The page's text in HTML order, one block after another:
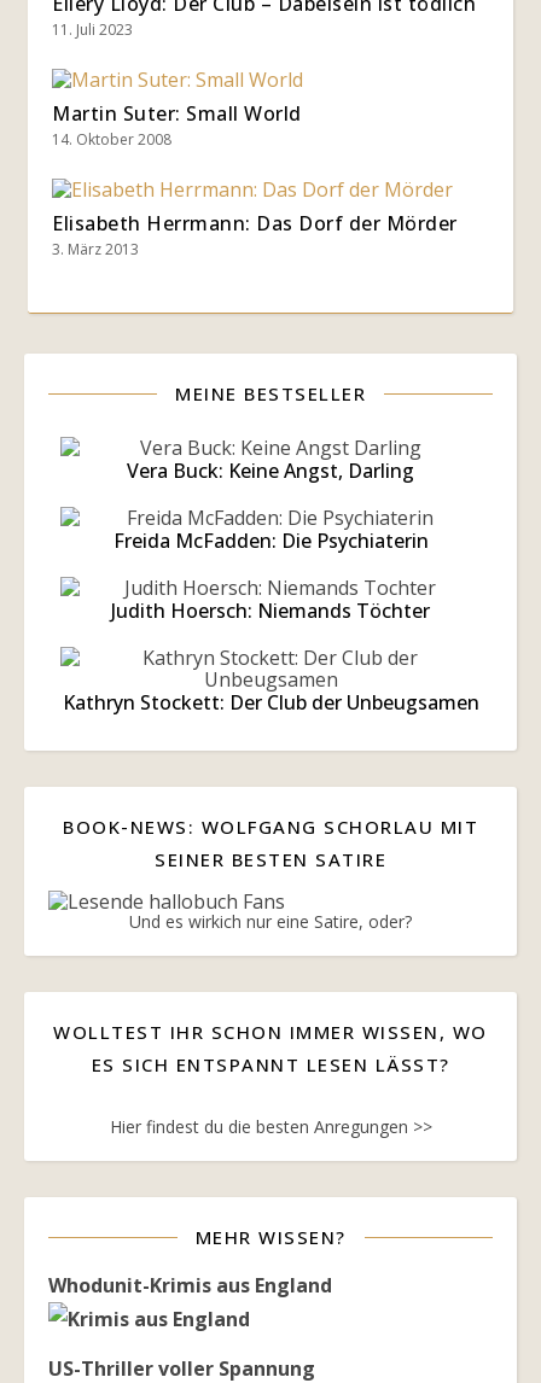
11. Juli 2023
Martin Suter: Small World
14. Oktober 2008
Elisabeth Herrmann: Das Dorf der Mörder
3. März 2013
MEINE BESTSELLER
Vera Buck: Keine Angst, Darling
Freida McFadden: Die Psychiaterin
Judith Hoersch: Niemands Töchter
Kathryn Stockett: Der Club der Unbeugsamen
BOOK-NEWS: WOLFGANG SCHORLAU MIT
SEINER BESTEN SATIRE
Und es wirkich nur eine Satire, oder?
WOLLTEST IHR SCHON IMMER WISSEN, WO
ES SICH ENTSPANNT LESEN LÄSST?
Hier findest du die besten Anregungen >>
MEHR WISSEN?
Whodunit-Krimis aus England
US-Thriller voller Spannung